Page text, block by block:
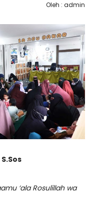
Oleh : admin
‘ala Rosulillah wa